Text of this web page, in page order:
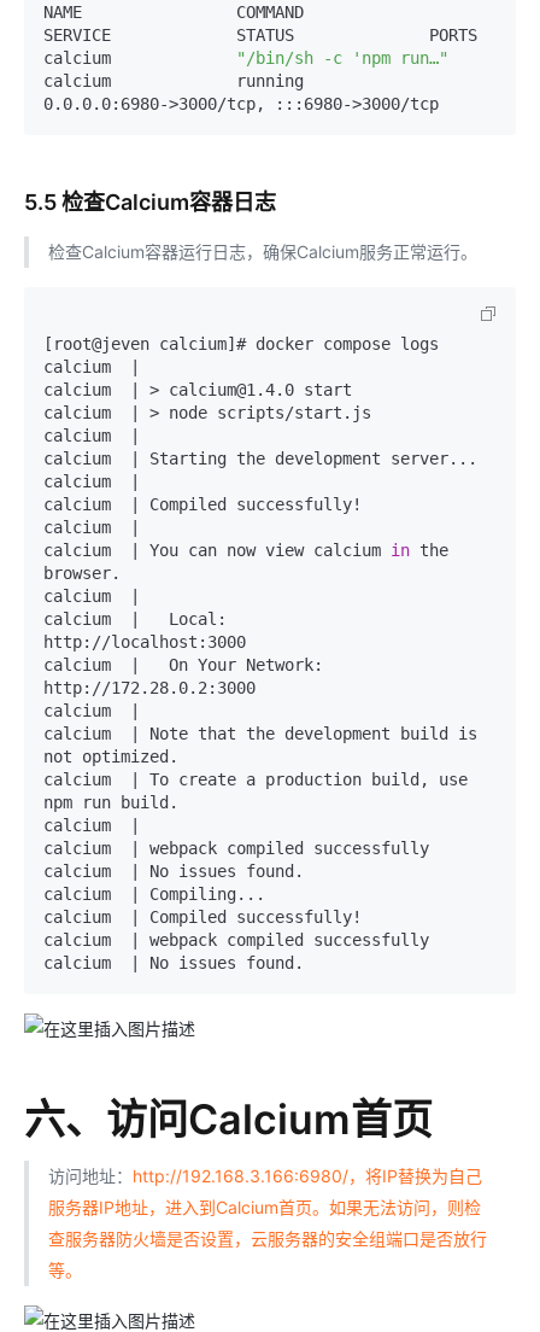
NAME                COMMAND
SERVICE             STATUS              PORTS
calcium
"/bin/sh -c 'npm run…"
calcium             running
5.5 检查Calcium容器日志
检查Calcium容器运行日志，确保Calcium服务正常运行。
[root@jeven calcium]# docker compose logs
calcium  |
calcium  | > calcium@1.4.0 start
calcium  | > node scripts/start.js
calcium  |
calcium  | Starting the development server...
calcium  |
calcium  | Compiled successfully!
calcium  |
calcium  | You can now view calcium in the
browser.
calcium  |
calcium  |   Local:
http://localhost:3000
calcium  |   On Your Network:
http://172.28.0.2:3000
calcium  |
calcium  | Note that the development build is
not optimized.
calcium  | To create a production build, use
npm run build.
calcium  |
calcium  | webpack compiled successfully
calcium  | No issues found.
calcium  | Compiling...
calcium  | Compiled successfully!
calcium  | webpack compiled successfully
六、访问Calcium首页
访问地址： http://192.168.3.166:6980/，将IP替换为自己
服务器IP地址，进入到Calcium首页。如果无法访问，则检
查服务器防火墙是否设置，云服务器的安全组端口是否放行
等。